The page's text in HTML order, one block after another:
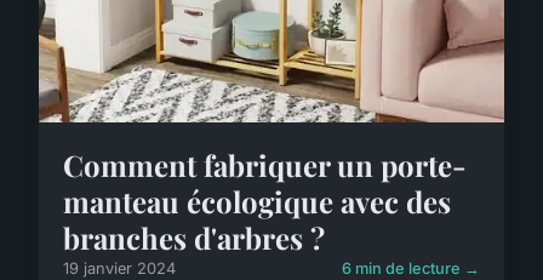
Comment fabriquer un porte-
manteau écologique avec des
branches d'arbres ?
19 janvier 2024 6 min de lecture →